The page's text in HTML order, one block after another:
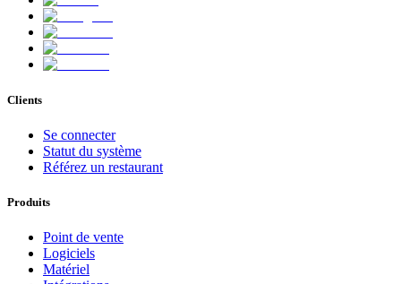
Clients
Se connecter
Statut du système
Référez un restaurant
Produits
Point de vente
Logiciels
Matériel